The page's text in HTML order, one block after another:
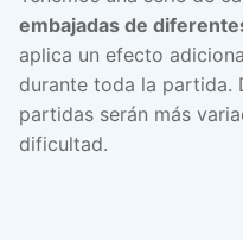
embajadas de
aplica un efecto
durante toda la partida.
partidas serán más
dificultad.